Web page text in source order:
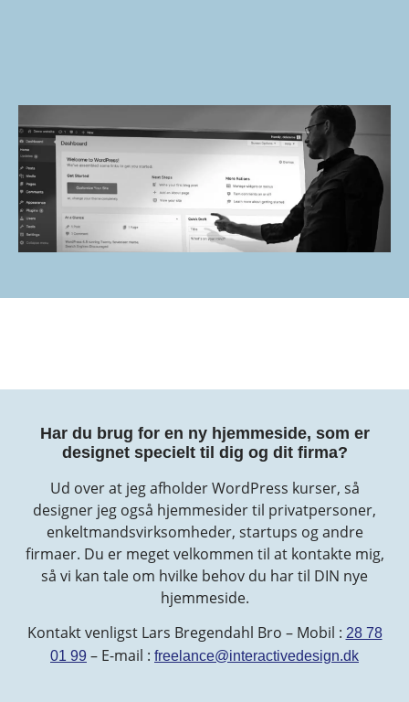
Har du brug for en ny hjemmeside, som er
designet specielt til dig og dit firma?
Ud over at jeg afholder WordPress kurser, så
designer jeg også hjemmesider til privatpersoner,
enkeltmandsvirksomheder, startups og andre
firmaer. Du er meget velkommen til at kontakte mig,
så vi kan tale om hvilke behov du har til DIN nye
hjemmeside.
Kontakt venligst Lars Bregendahl Bro – Mobil : 28 78
01 99 – E-mail : freelance@interactivedesign.dk